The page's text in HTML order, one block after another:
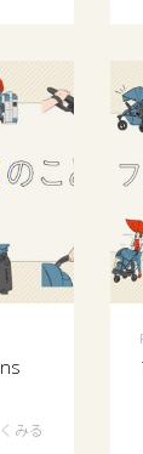
みる